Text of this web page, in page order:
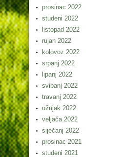
prosinac 2022
studeni 2022
listopad 2022
rujan 2022
kolovoz 2022
srpanj 2022
lipanj 2022
svibanj 2022
travanj 2022
ožujak 2022
veljača 2022
siječanj 2022
prosinac 2021
studeni 2021